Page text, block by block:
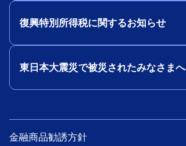
復興特別所得税に関するお知らせ
東日本大震災で被災されたみなさまへ
金融商品勧誘方針